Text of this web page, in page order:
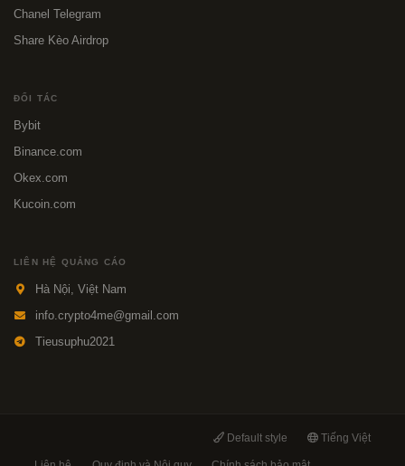
Chanel Telegram
Share Kèo Airdrop
ĐỐI TÁC
Bybit
Binance.com
Okex.com
Kucoin.com
LIÊN HỆ QUẢNG CÁO
Hà Nội, Việt Nam
info.crypto4me@gmail.com
Tieusuphu2021
Default style Tiếng Việt